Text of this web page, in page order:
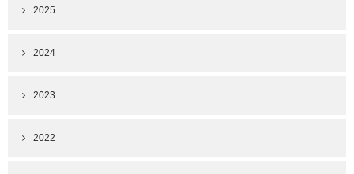
2025
2024
2023
2022